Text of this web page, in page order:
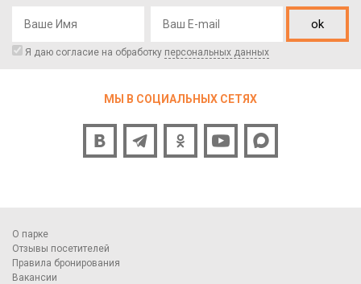
ok
Я даю согласие на обработку персональных данных
МЫ В СОЦИАЛЬНЫХ СЕТЯХ
О парке
Отзывы посетителей
Правила бронирования
Вакансии